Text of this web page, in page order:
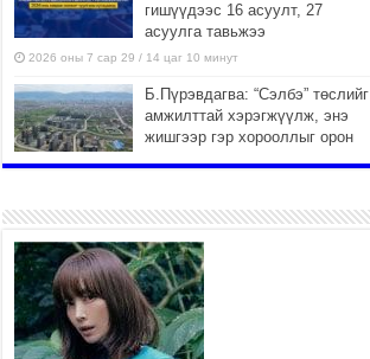
гишүүдээс 16 асуулт, 27
асуулга тавьжээ
2026 оны 7 сар 29 / 14 цаг 10 минут
Б.Пүрэвдагва: “Сэлбэ” төслийг
амжилттай хэрэгжүүлж, энэ
жишгээр гэр хорооллыг орон
Иргэд нийгмийн харилцаа,
хөдөлмөр эрхлэхэд
тулгамдаж буй асуудлаа УИХ-
ын гишүүнд уламжиллаа
2026 оны 7 сар 29 / 9 цаг 52 минут
“СМАРТ СЭЛБЭ СИТИ”-Г